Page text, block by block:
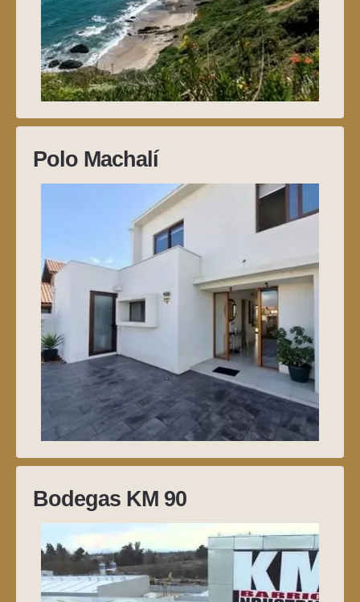
Polo Machalí
Bodegas KM 90